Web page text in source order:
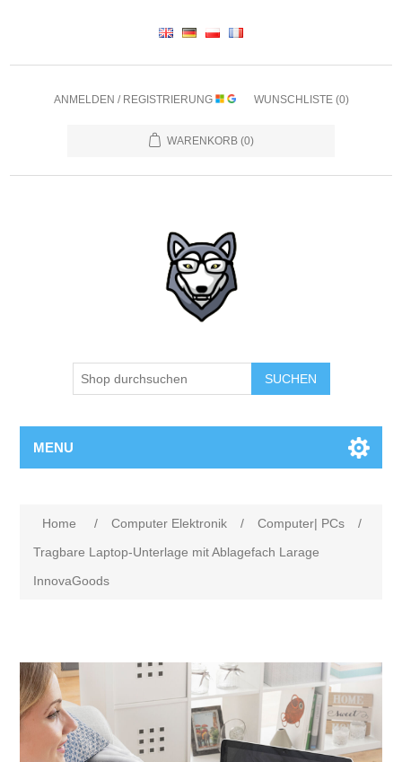
ANMELDEN / REGISTRIERUNG WUNSCHLISTE (0)
WARENKORB (0)
SUCHEN
MENU
Home / Computer Elektronik / Computer| PCs
/
Tragbare Laptop-Unterlage mit Ablagefach Larage
InnovaGoods